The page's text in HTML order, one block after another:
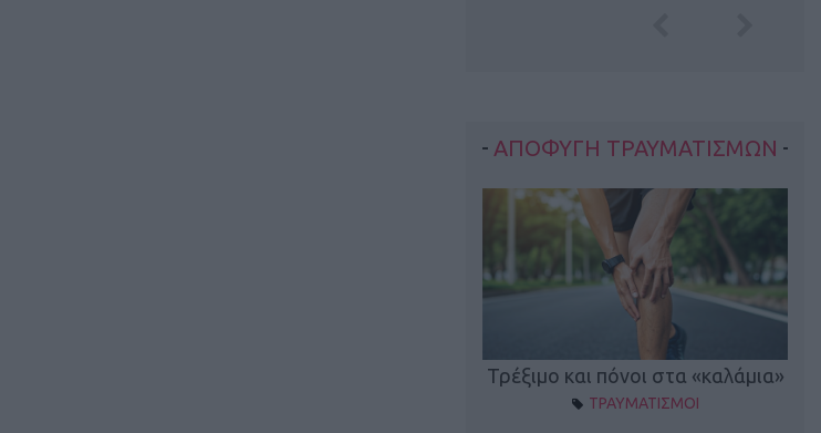
ΑΠΟΦΥΓΗ ΤΡΑΥΜΑΤΙΣΜΩΝ
Τρέξιμο και πόνοι στα «καλάμια»
ΤΡΑΥΜΑΤΙΣΜΟΙ